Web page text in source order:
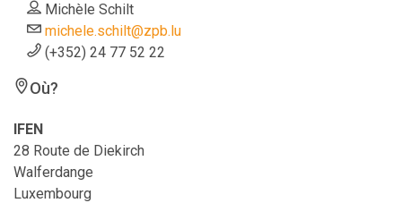
Michèle Schilt
michele.schilt@zpb.lu
(+352) 24 77 52 22
Où?
IFEN
28 Route de Diekirch
Walferdange
Luxembourg